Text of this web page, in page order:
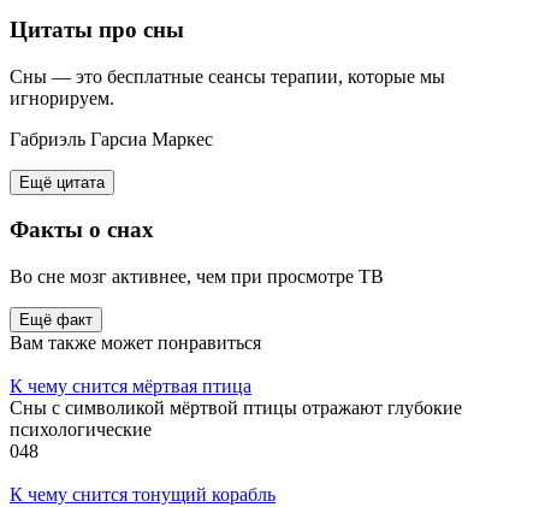
Цитаты про сны
Сны — это бесплатные сеансы терапии, которые мы
игнорируем.
Габриэль Гарсиа Маркес
Ещё цитата
Факты о снах
Во сне мозг активнее, чем при просмотре ТВ
Ещё факт
Вам также может понравиться
К чему снится мёртвая птица
Сны с символикой мёртвой птицы отражают глубокие
психологические
048
К чему снится тонущий корабль